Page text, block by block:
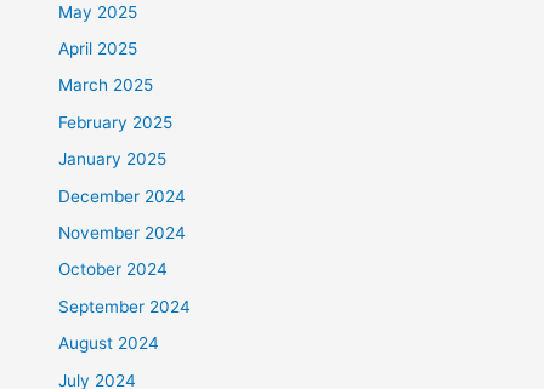
May 2025
April 2025
March 2025
February 2025
January 2025
December 2024
November 2024
October 2024
September 2024
August 2024
July 2024